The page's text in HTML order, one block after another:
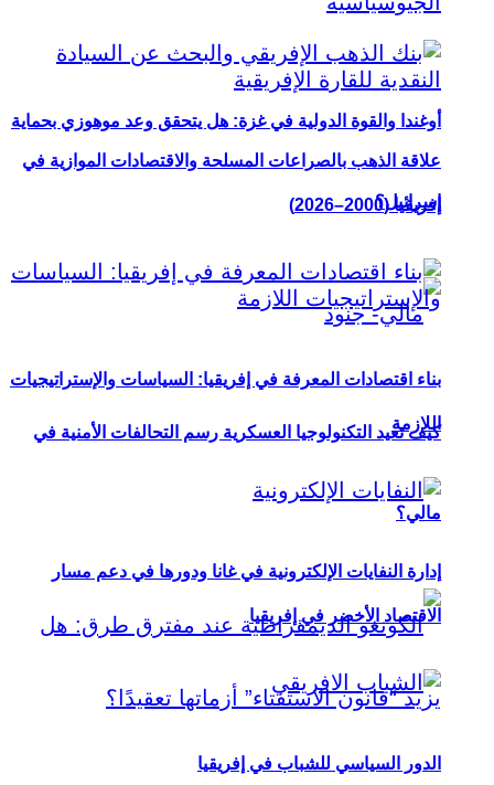
أوغندا والقوة الدولية في غزة: هل يتحقق وعد موهوزي بحماية
إسرائيل؟
كيف تعيد التكنولوجيا العسكرية رسم التحالفات الأمنية في
مالي؟
علاقة الذهب بالصراعات المسلحة والاقتصادات الموازية في
إفريقيا (2000–2026)
بناء اقتصادات المعرفة في إفريقيا: السياسات والإستراتيجيات
اللازمة
إدارة النفايات الإلكترونية في غانا ودورها في دعم مسار
الاقتصاد الأخضر في إفريقيا
الدور السياسي للشباب في إفريقيا